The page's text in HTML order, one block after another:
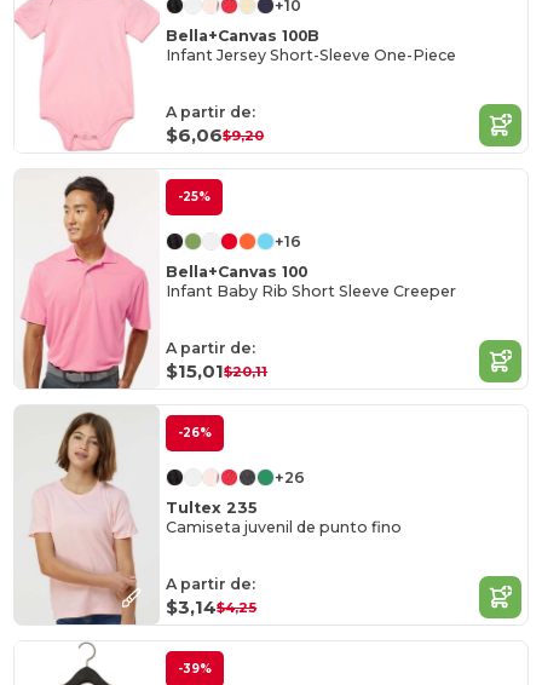
+10
Bella+Canvas 100B
Infant Jersey Short-Sleeve One-Piece
A partir de:
$6,06$9,20
-25%
+16
Bella+Canvas 100
Infant Baby Rib Short Sleeve Creeper
A partir de:
$15,01$20,11
-26%
+26
Tultex 235
Camiseta juvenil de punto fino
A partir de:
$3,14$4,25
-39%